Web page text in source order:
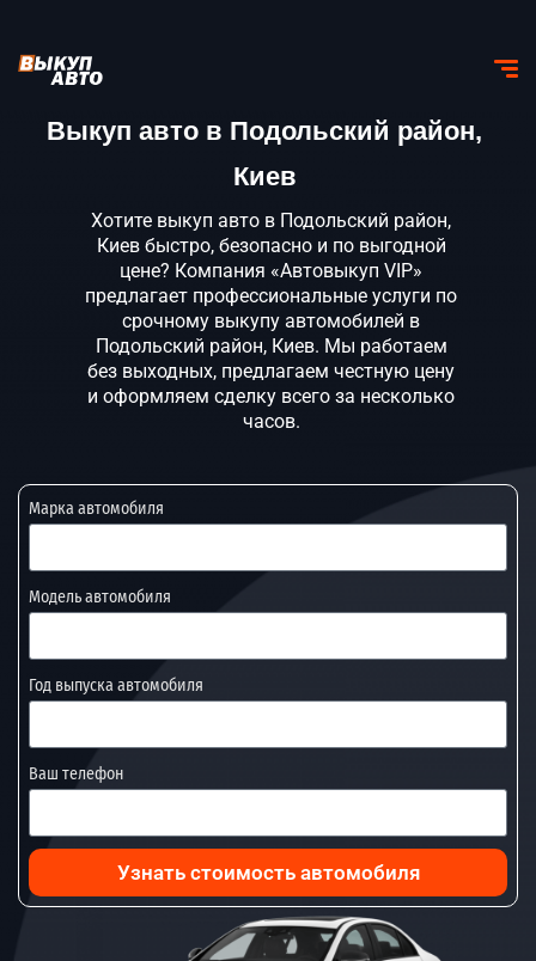
Выкуп авто в Подольский район,
Киев
Хотите выкуп авто в Подольский район,
Киев быстро, безопасно и по выгодной
цене? Компания «Автовыкуп VIP»
предлагает профессиональные услуги по
срочному выкупу автомобилей в
Подольский район, Киев. Мы работаем
без выходных, предлагаем честную цену
и оформляем сделку всего за несколько
часов.
Марка автомобиля
Модель автомобиля
Год выпуска автомобиля
Ваш телефон
Узнать стоимость автомобиля